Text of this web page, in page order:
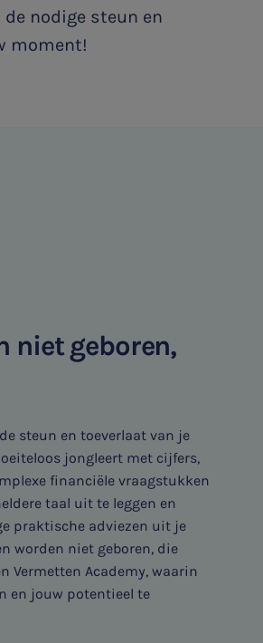
nodige steun en
moment!
niet geboren,
steun en toeverlaat van je
jongleert met cijfers,
financiële vraagstukken
taal uit te leggen en
praktische adviezen uit je
worden niet geboren, die
Vermetten Academy, waarin
en jouw potentieel te